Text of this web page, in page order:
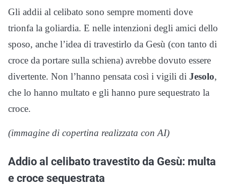
Gli addii al celibato sono sempre momenti dove
trionfa la goliardia. E nelle intenzioni degli amici dello
sposo, anche l’idea di travestirlo da Gesù (con tanto di
croce da portare sulla schiena) avrebbe dovuto essere
divertente. Non l’hanno pensata così i vigili di Jesolo,
che lo hanno multato e gli hanno pure sequestrato la
croce.
(immagine di copertina realizzata con AI)
Addio al celibato travestito da Gesù: multa
e croce sequestrata